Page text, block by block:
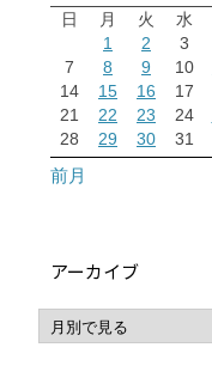
日 月 火 水
1
2 3
7
8 9 10
14
15 16 17
21
22 23 24
28
29 30 31
前月
アーカイブ